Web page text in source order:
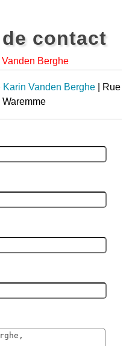
contact
Berghe
Karin Vanden Berghe | Rue